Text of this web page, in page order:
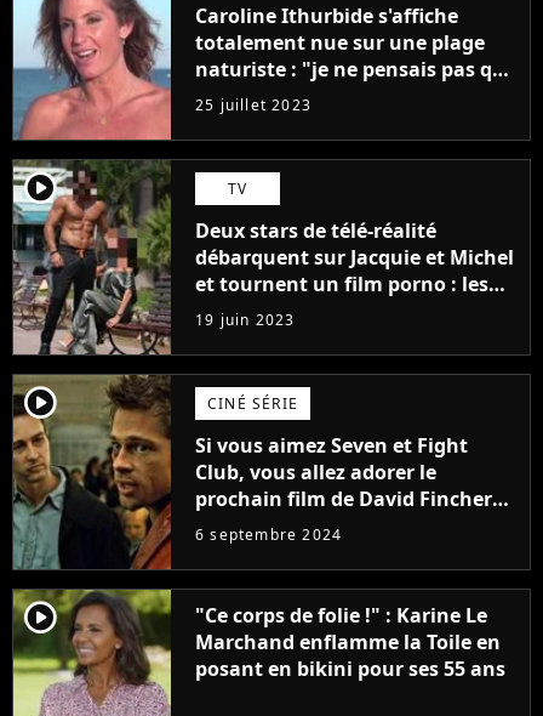
Caroline Ithurbide s'affiche
totalement nue sur une plage
naturiste : "je ne pensais pas que
j'arriverais à le faire..."
25 juillet 2023
player2 TV
Deux stars de télé-réalité
débarquent sur Jacquie et Michel
et tournent un film porno : les
premières images du tournage
(exclu)
19 juin 2023
player2 CINÉ SÉRIE
Si vous aimez Seven et Fight
Club, vous allez adorer le
prochain film de David Fincher
avec lequel il se réinvente
complètement
6 septembre 2024
player2
"Ce corps de folie !" : Karine Le
Marchand enflamme la Toile en
posant en bikini pour ses 55 ans